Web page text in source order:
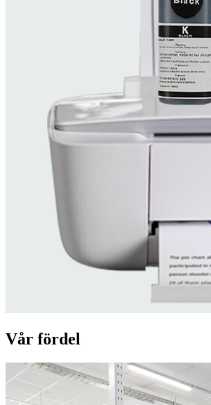
Vår fördel